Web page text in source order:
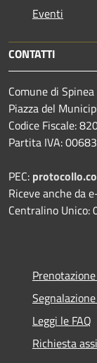
Eventi
CONTATTI
Comune di Spinea
Piazza del
Codice Fiscale:
Partita IVA:
PEC:
Riceve anche da
Centralino Unico:
Leggi le FAQ
Richiesta